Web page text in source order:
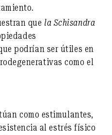
que la Schisandra
podrían ser útiles en
como el
como estimulantes,
al estrés físico